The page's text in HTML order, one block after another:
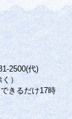
2500(代)
く）
きるだけ17時